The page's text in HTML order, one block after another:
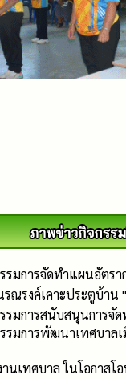
รมการจัดทำแผนอัตร
ณรงค์เคาะประตูบ้าน
รมการสนับสนุนการจั
รมการพัฒนาเทศบาล
นเทศบาล ในโอกาสโ